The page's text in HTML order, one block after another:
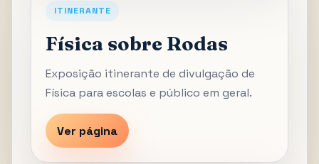
ITINERANTE
Física sobre Rodas
Exposição itinerante de divulgação de
Física para escolas e público em geral.
Ver página